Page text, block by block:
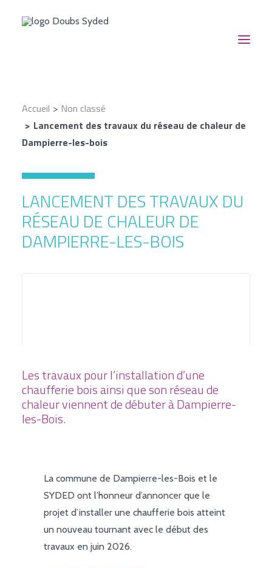
NOUS SUIVRE
CONTACT
RECHERCHE
NOS AIDES FINANCIÈRES
Accueil
Non classé
Lancement des travaux du réseau de chaleur de
Dampierre-les-bois
LANCEMENT DES TRAVAUX DU
RÉSEAU DE CHALEUR DE
DAMPIERRE-LES-BOIS
Les travaux pour l’installation d’une
chaufferie bois ainsi que son réseau de
chaleur viennent de débuter à Dampierre-
les-Bois.
La commune de Dampierre-les-Bois et le
SYDED ont l’honneur d’annoncer que le
projet d’installer une chaufferie bois atteint
un nouveau tournant avec le début des
travaux en juin 2026.